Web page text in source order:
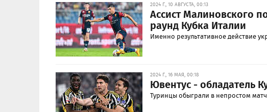
2024 Г., 10 АВГУСТА, 00:13
Ассист Малиновского
раунд Кубка Италии
Именно результативное действие
2024 Г., 16 МАЯ, 00:18
Ювентус - обладатель
Туринцы обыграли в непростом